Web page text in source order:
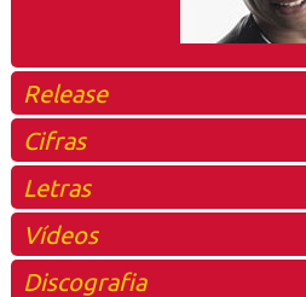
Release
Cifras
Letras
Vídeos
Discografia